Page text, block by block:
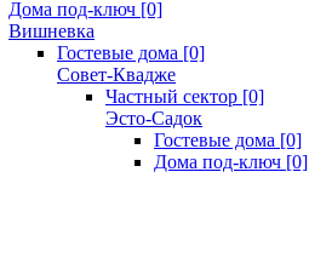
Дома под-ключ [0]
Вишневка
Гостевые дома [0]
Совет-Квадже
Частный сектор [0]
Эсто-Садок
Гостевые дома [0]
Дома под-ключ [0]